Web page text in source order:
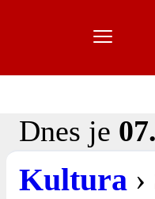
Dnes je
Kultura ›